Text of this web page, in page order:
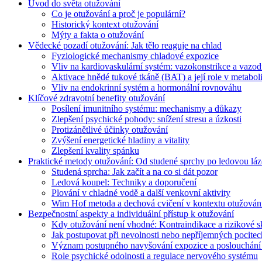
Úvod do světa otužování
Co je otužování a proč je populární?
Historický kontext otužování
Mýty a fakta o otužování
Vědecké pozadí otužování: Jak tělo reaguje na chlad
Fyziologické mechanismy chladové expozice
Vliv na kardiovaskulární systém: vazokonstrikce a
Aktivace hnědé tukové tkáně (BAT) a její role v
Vliv na endokrinní systém a hormonální rovnováhu
Klíčové zdravotní benefity otužování
Posílení imunitního systému: mechanismy a důkazy
Zlepšení psychické pohody: snížení stresu a úzkosti
Protizánětlivé účinky otužování
Zvýšení energetické hladiny a vitality
Zlepšení kvality spánku
Praktické metody otužování: Od studené sprchy po ledovou
Studená sprcha: Jak začít a na co si dát pozor
Ledová koupel: Techniky a doporučení
Plování v chladné vodě a další venkovní aktivity
Wim Hof metoda a dechová cvičení v kontextu
Bezpečnostní aspekty a individuální přístup k otužování
Kdy otužování není vhodné: Kontraindikace a rizikové
Jak postupovat při nevolnosti nebo nepříjemných
Význam postupného navyšování expozice a poslouchání
Role psychické odolnosti a regulace nervového systému